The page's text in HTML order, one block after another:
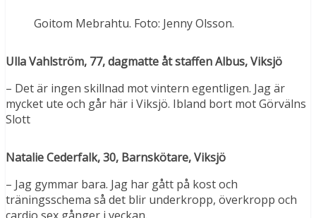
Goitom Mebrahtu. Foto: Jenny Olsson.
Ulla Vahlström, 77, dagmatte åt staffen Albus, Viksjö
– Det är ingen skillnad mot vintern egentligen. Jag är
mycket ute och går här i Viksjö. Ibland bort mot Görvälns
Slott
Natalie Cederfalk, 30, Barnskötare, Viksjö
– Jag gymmar bara. Jag har gått på kost och
träningsschema så det blir underkropp, överkropp och